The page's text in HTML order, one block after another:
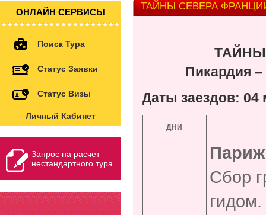
ОНЛАЙН СЕРВИСЫ
Поиск Тура
Статус Заявки
Статус Визы
Личный Кабинет
Запрос на расчет
нестандартного тура
ТАЙНЫ СЕВЕРА ФРАНЦИИ
ТАЙНЫ
Пикардия
Даты заездов: 04
ДНИ
Сбор